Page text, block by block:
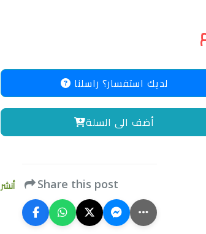
لديك استفسار؟ راسلنا
أضف الى السلة
أنشر Share this post